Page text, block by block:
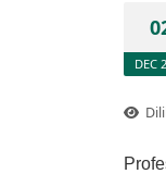
DEC